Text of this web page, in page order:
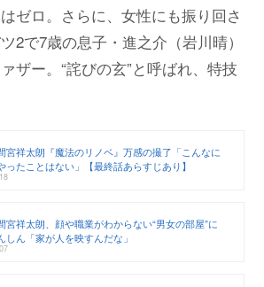
ゼロ。さらに、女性にも振り回さ
2で7歳の息子・進之介（岩川晴）
ザー。“詫びの玄”と呼ばれ、特技
宮祥太朗『魔法のリノベ』万感の撮了「こんなに
ったことはない」【最終話あらすじあり】
宮祥太朗、顔や職業がわからない“男女の部屋”に
しん「家が人を映すんだな」